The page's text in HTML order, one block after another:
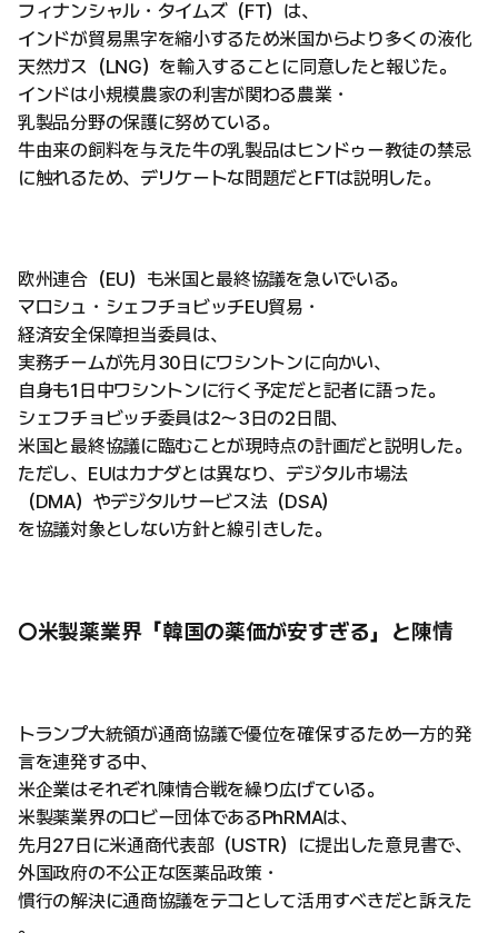
フィナンシャル・タイムズ（FT）は、
インドが貿易黒字を縮小するため米国からより多くの液化
天然ガス（LNG）を輸入することに同意したと報じた。
インドは小規模農家の利害が関わる農業・
乳製品分野の保護に努めている。
牛由来の飼料を与えた牛の乳製品はヒンドゥー教徒の禁忌
に触れるため、デリケートな問題だとFTは説明した。
欧州連合（EU）も米国と最終協議を急いでいる。
マロシュ・シェフチョビッチEU貿易・
経済安全保障担当委員は、
実務チームが先月30日にワシントンに向かい、
自身も1日中ワシントンに行く予定だと記者に語った。
シェフチョビッチ委員は2〜3日の2日間、
米国と最終協議に臨むことが現時点の計画だと説明した。
ただし、EUはカナダとは異なり、デジタル市場法
（DMA）やデジタルサービス法（DSA）
を協議対象としない方針と線引きした。
○米製薬業界「韓国の薬価が安すぎる」と陳情
トランプ大統領が通商協議で優位を確保するため一方的発
言を連発する中、
米企業はそれぞれ陳情合戦を繰り広げている。
米製薬業界のロビー団体であるPhRMAは、
先月27日に米通商代表部（USTR）に提出した意見書で、
外国政府の不公正な医薬品政策・
慣行の解決に通商協議をテコとして活用すべきだと訴えた
。